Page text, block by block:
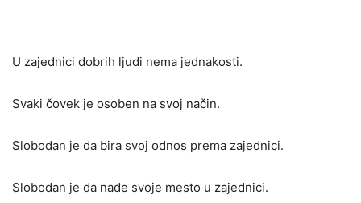
U zajednici dobrih ljudi nema jednakosti.
Svaki čovek je osoben na svoj način.
Slobodan je da bira svoj odnos prema zajednici.
Slobodan je da nađe svoje mesto u zajednici.